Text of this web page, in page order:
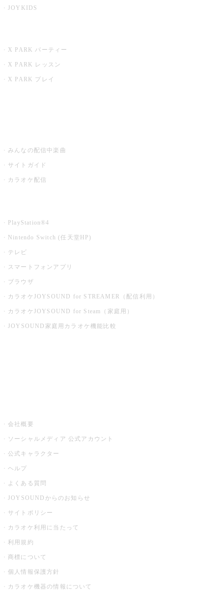
JOYKIDS
X PARK パーティー
X PARK レッスン
X PARK プレイ
みんなの配信中楽曲
サイトガイド
カラオケ配信
PlayStation®4
Nintendo Switch (任天堂HP)
テレビ
スマートフォンアプリ
ブラウザ
カラオケJOYSOUND for STREAMER（配信利用）
カラオケJOYSOUND for Steam（家庭用）
JOYSOUND家庭用カラオケ機能比較
会社概要
ソーシャルメディア 公式アカウント
公式キャラクター
ヘルプ
よくある質問
JOYSOUNDからのお知らせ
サイトポリシー
カラオケ利用に当たって
利用規約
商標について
個人情報保護方針
カラオケ機器の情報について